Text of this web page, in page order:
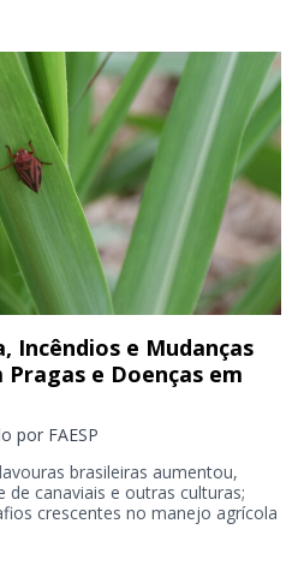
Incêndios e Mudanças
e Doenças em
por FAESP
brasileiras aumentou,
canaviais e outras culturas;
crescentes no manejo agrícola